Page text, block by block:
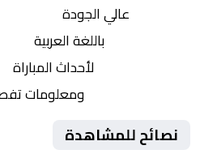
عالي الجودة
باللغة العربية
لأحداث المباراة
ومعلومات
نصائح للمشاهدة